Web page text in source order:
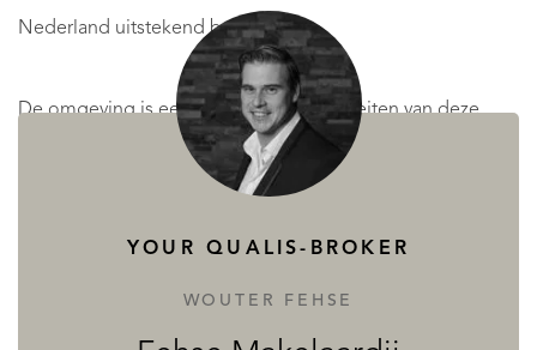
Nederland uitstekend bereikbaar.
De omgeving is een van de grote kwaliteiten van deze
plek. Vanuit huis wandel of fiets je zo de Drentse natuur in,
met bossen, heidevelden en het indrukwekkende
YOUR QUALIS-BROKER
WOUTER FEHSE